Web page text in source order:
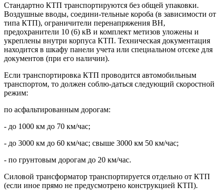
Стандартно КТП транспортируются без общей упаковки.
Воздушные вводы, соедини-тельные короба (в зависимости от
типа КТП), ограничители перенапряжения ВН,
предохранители 10 (6) кВ и комплект метизов уложены и
укреплены внутри корпуса КТП. Техническая документация
находится в шкафу панели учета или специальном отсеке для
документов (при его наличии).
Если транспортировка КТП проводится автомобильным
транспортом, то должен соблю-даться следующий скоростной
режим:
по асфальтированным дорогам:
- до 1000 км до 70 км/час;
- до 3000 км до 60 км/час; свыше 3000 км 50 км/час;
- по грунтовым дорогам до 20 км/час.
Силовой трансформатор транспортируется отдельно от КТП
(если иное прямо не предусмотрено конструкцией КТП).